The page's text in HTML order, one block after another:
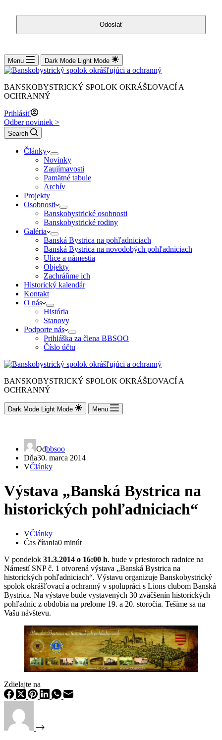
Odoslať
field
should
be
blank
Menu Dark Mode Light Mode
BANSKOBYSTRICKÝ SPOLOK OKRÁŠĽOVACÍ A
OCHRANNÝ
Prihlásiť
Odber noviniek >
Search
Články
Novinky
Zaujímavosti
Pamätné tabule
Archív
Projekty
Osobnosti
Banskobystrické osobnosti
Banskobystrické rodiny
Galéria
Banská Bystrica na pohľadniciach
Banská Bystrica na novodobých pohľadniciach
Ulice a námestia
Objekty
Zachráňme ich
Historický kalendár
Kontakt
O nás
História
Stanovy
Podporte nás
Prihláška za člena BBSOO
Číslo účtu
BANSKOBYSTRICKÝ SPOLOK OKRÁŠĽOVACÍ A
OCHRANNÝ
Dark Mode Light Mode Menu
Odbbsoo
Dňa30. marca 2014
VČlánky
Výstava „Banská Bystrica na
historických pohľadniciach“
VČlánky
Čas čítania0 minút
V pondelok 31.3.2014 o 16:00 h. bude v priestoroch radnice na
Námestí SNP č. 1 otvorená výstava „Banská Bystrica na
historických pohľadniciach“. Výstavu organizuje Banskobystrický
spolok okrášľovací a ochranný v spolupráci s Lions clubom Banská
Bystrica. Na výstave bude vystavených 30 zväčšenín historických
pohľadníc z obdobia na prelome 19. a 20. storočia. Tešíme sa na
Vašu návštevu.
Zdielajte na